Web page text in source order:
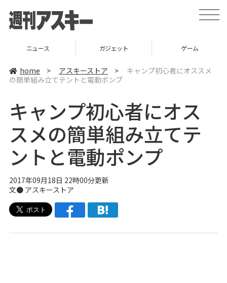
t
o
v
ニュース ガジェット ゲーム
home > アスキーストア >
キャンプ初心者にオススメ
の簡単組み立てテントと電動ポンプ
キャンプ初心者にオス
スメの簡単組み立てテ
ントと電動ポンプ
2017年09月18日 22時00分更新
文● アスキーストア